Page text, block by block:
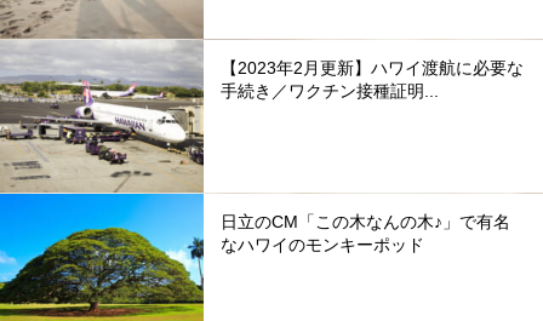
【2023年2月更新】ハワイ渡航に必要な
手続き／ワクチン接種証明...
日立のCM「この木なんの木♪」で有名
なハワイのモンキーポッド